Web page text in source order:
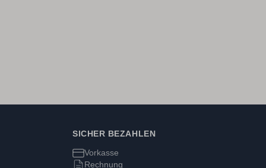
SICHER BEZAHLEN
Vorkasse
Rechnung